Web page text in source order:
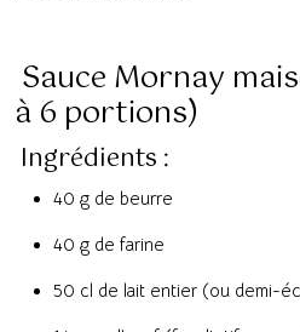
Sauce Mornay
à 6 portions)
Ingrédients :
40 g de beurre
40 g de farine
50 cl de lait entier (ou demi-